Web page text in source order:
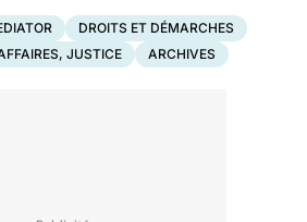
DROITS ET DÉMARCHES
JUSTICE ARCHIVES